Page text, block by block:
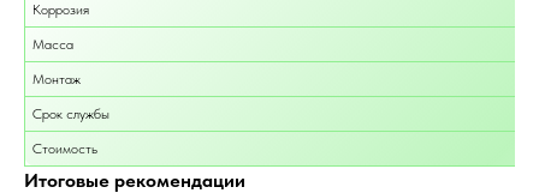
Коррозия
Масса
Монтаж
Срок службы
Стоимость
Итоговые рекомендации